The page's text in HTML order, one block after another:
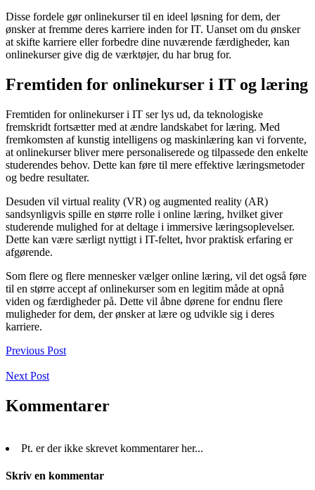
Disse fordele gør onlinekurser til en ideel løsning for dem, der
ønsker at fremme deres karriere inden for IT. Uanset om du ønsker
at skifte karriere eller forbedre dine nuværende færdigheder, kan
onlinekurser give dig de værktøjer, du har brug for.
Fremtiden for onlinekurser i IT og læring
Fremtiden for onlinekurser i IT ser lys ud, da teknologiske
fremskridt fortsætter med at ændre landskabet for læring. Med
fremkomsten af kunstig intelligens og maskinlæring kan vi forvente,
at onlinekurser bliver mere personaliserede og tilpassede den enkelte
studerendes behov. Dette kan føre til mere effektive læringsmetoder
og bedre resultater.
Desuden vil virtual reality (VR) og augmented reality (AR)
sandsynligvis spille en større rolle i online læring, hvilket giver
studerende mulighed for at deltage i immersive læringsoplevelser.
Dette kan være særligt nyttigt i IT-feltet, hvor praktisk erfaring er
afgørende.
Som flere og flere mennesker vælger online læring, vil det også føre
til en større accept af onlinekurser som en legitim måde at opnå
viden og færdigheder på. Dette vil åbne dørene for endnu flere
muligheder for dem, der ønsker at lære og udvikle sig i deres
karriere.
Previous Post
Next Post
Kommentarer
Pt. er der ikke skrevet kommentarer her...
Skriv en kommentar